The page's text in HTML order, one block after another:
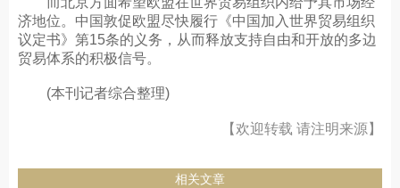
济地位。中国敦促欧盟尽快履行《中国加入世界贸易组织
议定书》第15条的义务，从而释放支持自由和开放的多边
贸易体系的积极信号。
(本刊记者综合整理)
【欢迎转载 请注明来源】
相关文章